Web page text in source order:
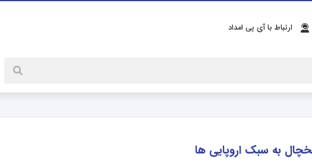
ارتباط با آی پی امداد
به سبک اروپایی ها